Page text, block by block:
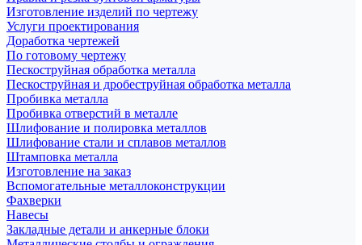
Изготовление изделий по чертежу
Услуги проектирования
Доработка чертежей
По готовому чертежу
Пескоструйная обработка металла
Пескоструйная и дробеструйная обработка металла
Пробивка металла
Пробивка отверстий в металле
Шлифование и полировка металлов
Шлифование стали и сплавов металлов
Штамповка металла
Изготовление на заказ
Вспомогательные металлоконструкции
Фахверки
Навесы
Закладные детали и анкерные блоки